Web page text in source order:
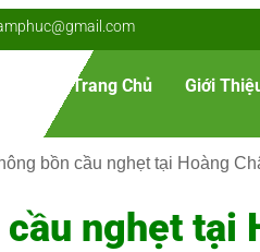
Trang Chủ Giới
bồn cầu nghẹt tại Hoàng
nghẹt tại